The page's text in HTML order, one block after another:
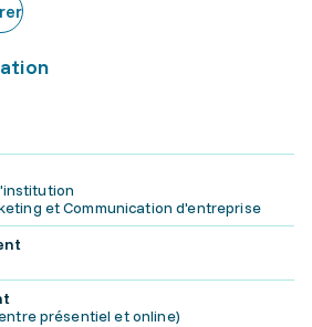
et Communication d'entreprise
présentiel et online)